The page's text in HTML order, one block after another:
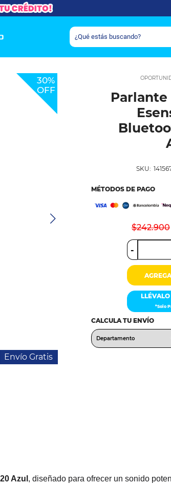
30%
OFF
Envío Gratis
SKU:
MÉTODOS DE PAGO
$242.900
-
*Solo
CALCULA TU ENVÍO
Azul , diseñado para ofrecer un sonido